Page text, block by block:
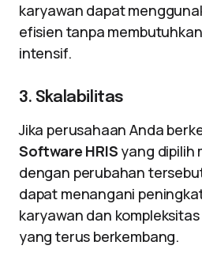
karyawan dapat
efisien tanpa
intensif.
3. Skalabilitas
Jika perusahaan Anda
Software HRIS yang dipilih
dengan perubahan
dapat menangani
karyawan dan
yang terus berkembang.